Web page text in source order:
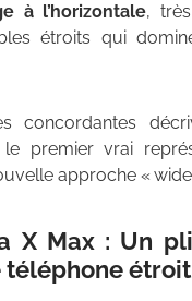
à l’horizontale,
étroits qui
concordantes
premier vrai
approche «
X Max : Un
étroit